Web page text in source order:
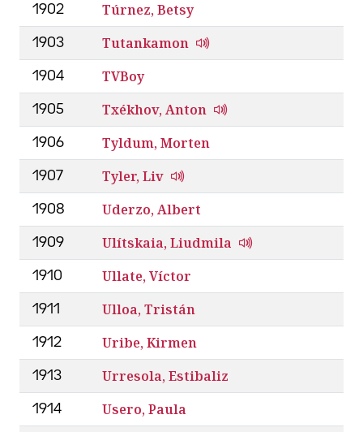
1902 Túrnez, Betsy
1903 Tutankamon
1904 TVBoy
1905 Txékhov, Anton
1906 Tyldum, Morten
1907 Tyler, Liv
1908 Uderzo, Albert
1909 Ulítskaia, Liudmila
1910 Ullate, Víctor
1911 Ulloa, Tristán
1912 Uribe, Kirmen
1913 Urresola, Estibaliz
1914 Usero, Paula